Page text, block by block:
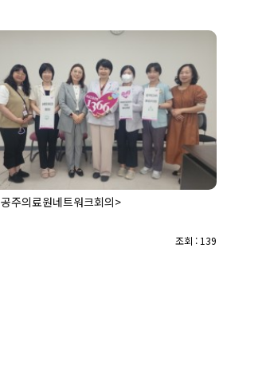
주의료원네트워크회의>
조회 : 139